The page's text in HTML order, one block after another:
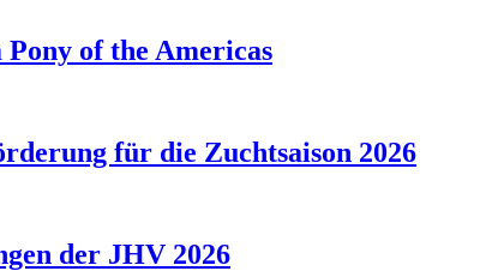
of the Americas
für die Zuchtsaison 2026
der JHV 2026